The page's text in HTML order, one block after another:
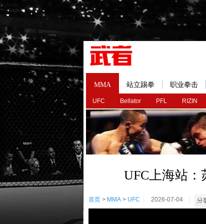
MMA
UFC Bellator PFL RIZIN
站立踢拳 职业拳击
UFC上海站：
首页 > MMA > UFC 2026-07-04